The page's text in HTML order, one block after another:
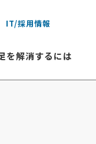
IT/採用情報
を解消するには